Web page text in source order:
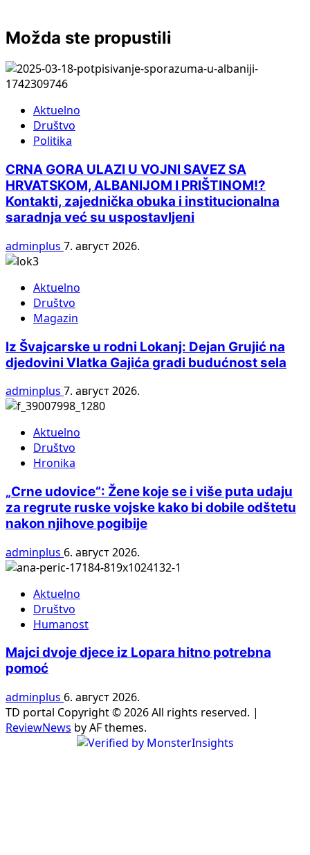
Možda ste propustili
Aktuelno
Društvo
Politika
CRNA GORA ULAZI U VOJNI SAVEZ SA
HRVATSKOM, ALBANIJOM I PRIŠTINOM!?
Kontakti, zajednička obuka i institucionalna
saradnja već su uspostavljeni
adminplus 7. август 2026.
Aktuelno
Društvo
Magazin
Iz Švajcarske u rodni Lokanj: Dejan Grujić na
djedovini Vlatka Gajića gradi budućnost sela
adminplus 7. август 2026.
Aktuelno
Društvo
Hronika
„Crne udovice“: Žene koje se i više puta udaju
za regrute ruske vojske kako bi dobile odštetu
nakon njihove pogibije
adminplus 6. август 2026.
Aktuelno
Društvo
Humanost
Majci dvoje djece iz Lopara hitno potrebna
pomoć
adminplus 6. август 2026.
TD portal Copyright © 2026 All rights reserved. |
ReviewNews by AF themes.